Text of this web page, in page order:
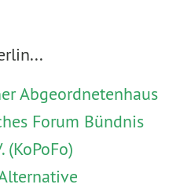
Abgeordnetenhaus
Forum Bündnis
(KoPoFo)